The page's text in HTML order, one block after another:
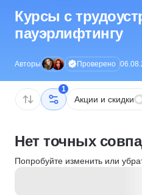
Курсы с
пауэрлифтингу
Авторы Проверено
1
Акции и скидки
Нет точных
Попробуйте изменить или